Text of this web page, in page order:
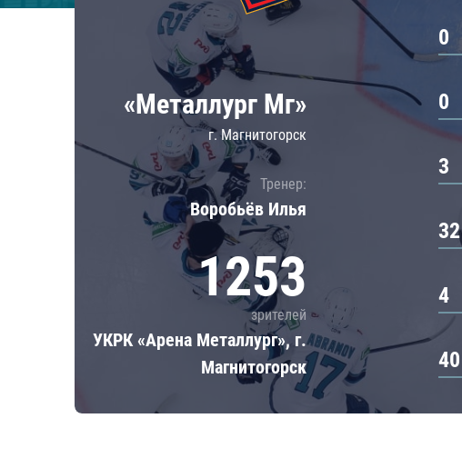
Локомотив
ЦСКА
Шанхайские Драконы
«Металлург Мг»
г. Магнитогорск
Тренер:
Воробьёв Илья
1253
зрителей
УКРК «Арена Металлург», г.
Магнитогорск
0
0
3
32
4
40